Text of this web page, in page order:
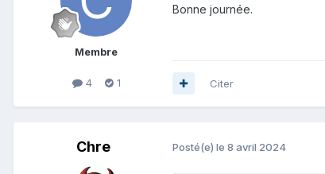
Membre
4 1
Bonne journée.
Citer
Chre Posté(e) le 8 avril 2024